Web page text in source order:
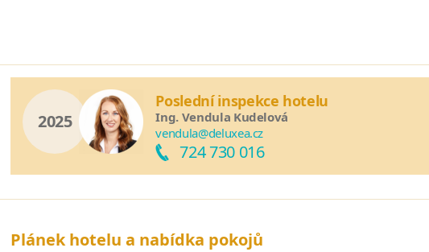
2025
Poslední inspekce hotelu
Ing. Vendula Kudelová
vendula@deluxea.cz
724 730 016
Plánek hotelu a nabídka pokojů